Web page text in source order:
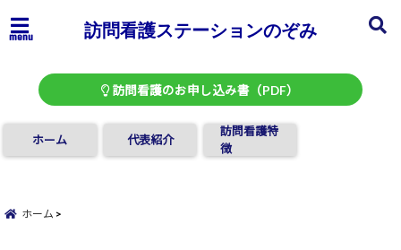
menu 訪問看護ステーションのぞみ
訪問看護のお申し込み書（PDF）
ホーム 代表紹介
訪問看護特
徴
ホーム